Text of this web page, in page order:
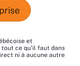
et
ce qu’il faut dans
ni à aucune autre